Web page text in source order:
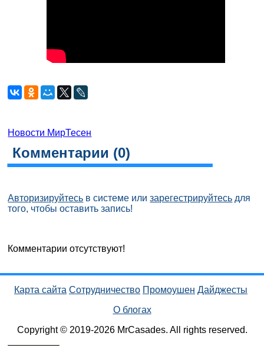
Новости МирТесен
Комментарии (0)
Авторизируйтесь в системе илизарегестрируйтесь для
того, чтобы оставить запись!
Комментарии отсутствуют!
Карта сайта Сотрудничество Промоушен Дайджесты
О блогах
Copyright © 2019-2026 MrCasades. All rights reserved.